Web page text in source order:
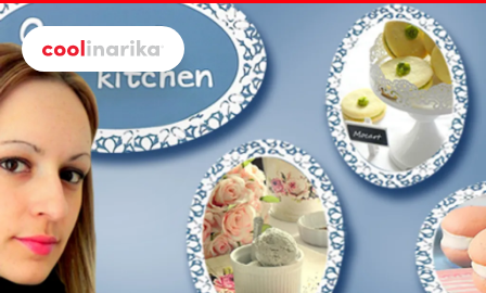
Preskoči na glavni sadržaj